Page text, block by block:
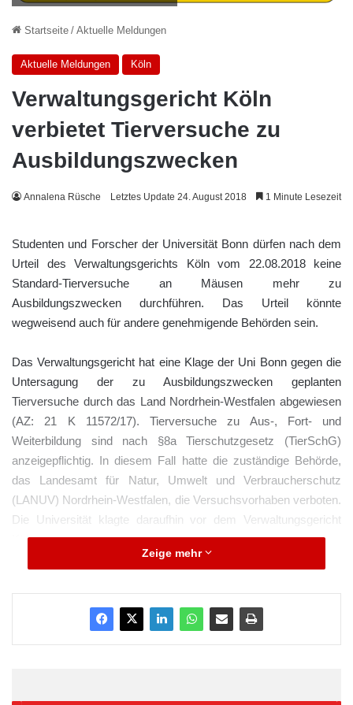
Startseite / Aktuelle Meldungen
Aktuelle Meldungen Köln
Verwaltungsgericht Köln
verbietet Tierversuche zu
Ausbildungszwecken
Annalena Rüsche Letztes Update 24. August 2018 1 Minute Lesezeit
Studenten und Forscher der Universität Bonn dürfen nach dem
Urteil des Verwaltungsgerichts Köln vom 22.08.2018 keine
Standard-Tierversuche an Mäusen mehr zu
Ausbildungszwecken durchführen. Das Urteil könnte
wegweisend auch für andere genehmigende Behörden sein.
Das Verwaltungsgericht hat eine Klage der Uni Bonn gegen die
Untersagung der zu Ausbildungszwecken geplanten
Tierversuche durch das Land Nordrhein-Westfalen abgewiesen
(AZ: 21 K 11572/17). Tierversuche zu Aus-, Fort- und
Weiterbildung sind nach §8a Tierschutzgesetz (TierSchG)
anzeigepflichtig. In diesem Fall hatte die zuständige Behörde,
das Landesamt für Natur, Umwelt und Verbraucherschutz
(LANUV) Nordrhein-Westfalen, die Versuchsvorhaben verboten.
Die Universität klagte daraufhin vor dem Verwaltungsgericht
Köln.
Zeige mehr